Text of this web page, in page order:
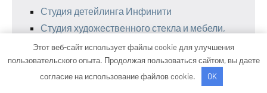
Студия детейлинга Инфинити
Студия художественного стекла и мебели,
Студия художественного стекла и мебели
Теплофф, производственно-торговая
компания
Этот веб-сайт использует файлы cookie для улучшения
пользовательского опыта. Продолжая пользоваться сайтом, вы даете
согласие на использование файлов cookie.
OK